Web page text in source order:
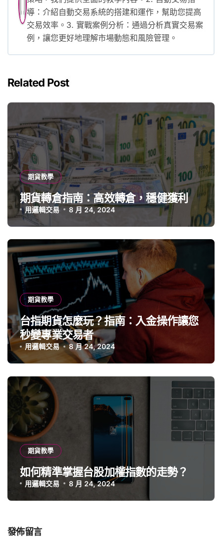
導：介紹自動交易系統的搭建和運作，幫助您提高
交易效率。3. 實戰案例分析：通過分析真實交易案
例，讓您更好地理解市場動態和風險管理。
Related Post
期貨教學
期貨轉倉指南：高效轉倉，穩健獲利
用邏輯交易 8 月 24, 2024
期貨教學
台指期貨怎麼玩？指南：入金操作讓您
秒變專業交易者
用邏輯交易 8 月 24, 2024
期貨教學
如何精準掌握台股加權指數的走勢？
用邏輯交易 8 月 24, 2024
發佈留言